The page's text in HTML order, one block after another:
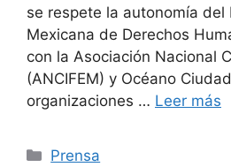
se respete la autonomía del
Mexicana de Derechos
con la Asociación Nacional
(ANCIFEM) y Océano
organizaciones … Leer más
Prensa